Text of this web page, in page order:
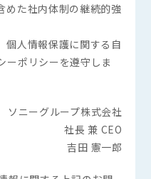
めた社内体制の継続的強
個人情報保護に関する自
ーポリシーを遵守しま
ソニーグループ株式会社
社長 兼 CEO
吉田 憲一郎